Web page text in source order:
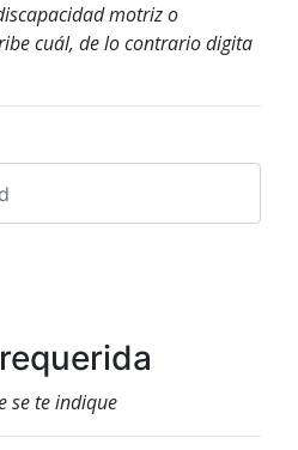
motriz o
cuál, de lo contrario digita
se te indique